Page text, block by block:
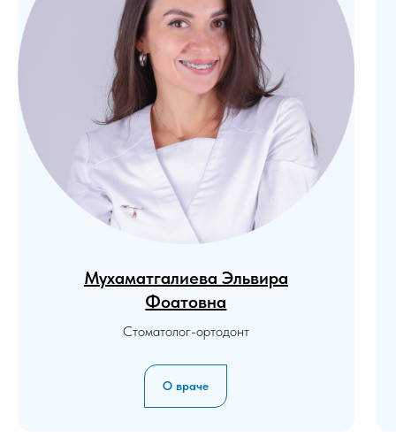
Мухаматгалиева Эльвира
Фоатовна
Стоматолог-ортодонт
О враче